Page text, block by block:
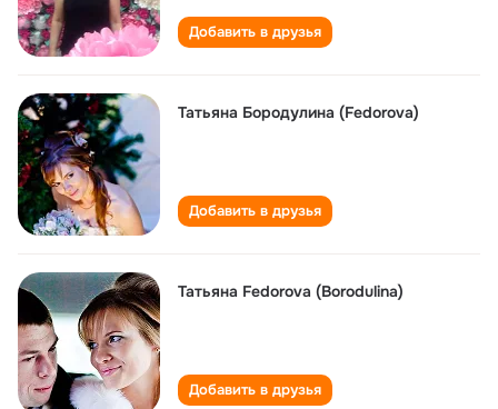
Добавить в друзья
Татьяна Бородулина (Fedorova)
Добавить в друзья
Татьяна Fedorova (Borodulina)
Добавить в друзья